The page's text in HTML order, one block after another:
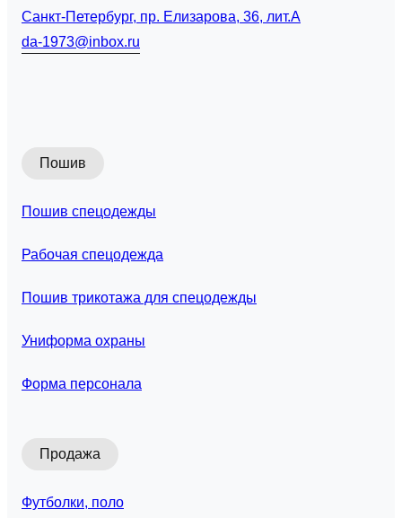
Санкт-Петербург, пр. Елизарова, 36, лит.А
da-1973@inbox.ru
Пошив
Пошив спецодежды
Рабочая спецодежда
Пошив трикотажа для спецодежды
Униформа охраны
Форма персонала
Продажа
Футболки, поло